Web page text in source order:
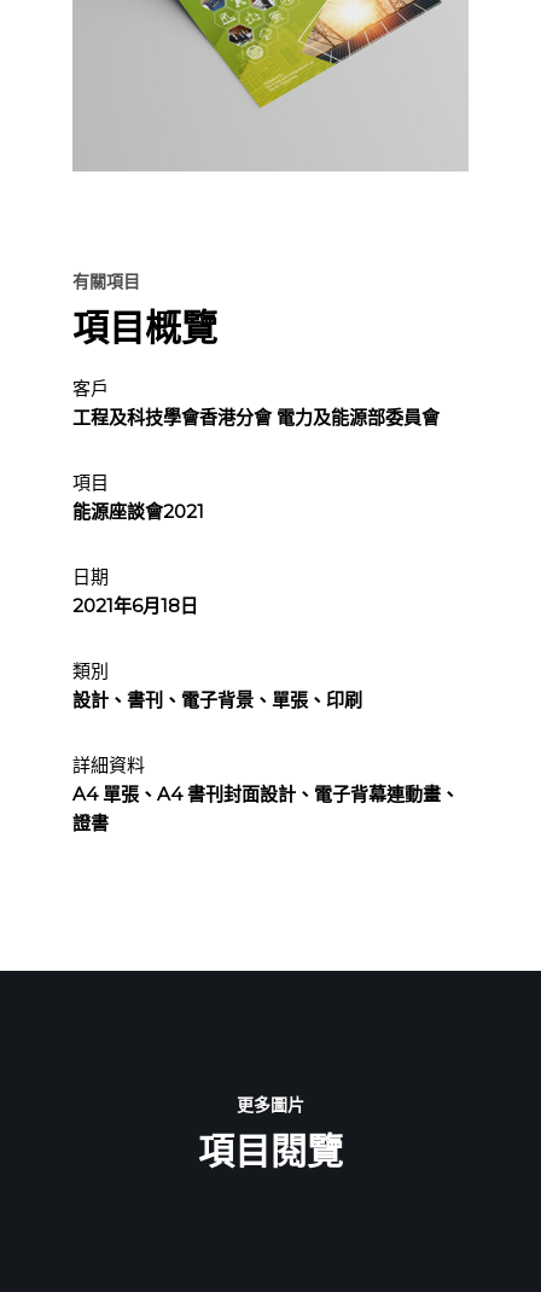
有關項目
項目概覽
客戶
工程及科技學會香港分會 電力及能源部委員會
項目
能源座談會2021
日期
2021年6月18日
類別
設計、書刊、電子背景、單張、印刷
詳細資料
A4 單張、A4 書刊封面設計、電子背幕連動畫、
證書
更多圖片
項目閱覽